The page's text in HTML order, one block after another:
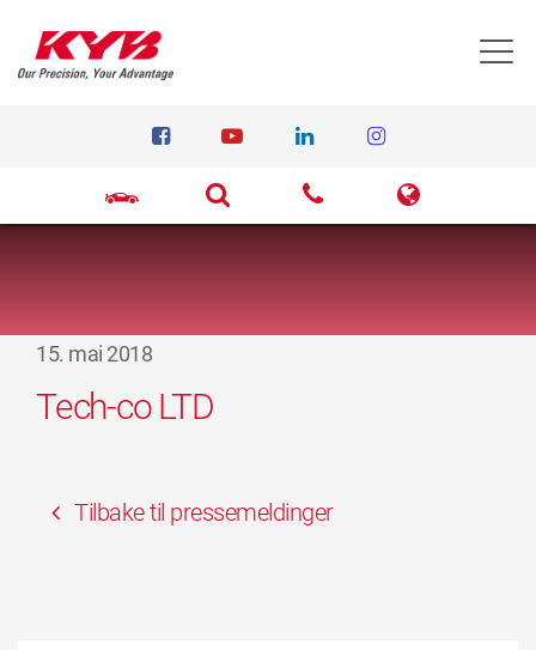
15. mai 2018
Tech-co LTD
Tilbake til pressemeldinger